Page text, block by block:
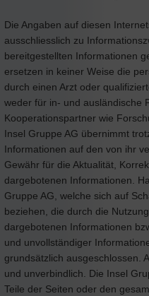
Die Angaben auf diesen
ausschliesslich zu
bereitgestellten Informationen
ersetzen in keiner Weise die
durch einen Arzt oder
weder für in- und ausländische
Kooperationspartner wie
Insel Gruppe AG übernimmt
Informationen auf den von ihr
Gewähr für die Aktualität,
dargebotenen Informationen.
Gruppe AG, welche sich auf
beziehen, die durch die
dargebotenen Informationen
und unvollständiger
grundsätzlich ausgeschlossen.
und unverbindlich. Die Insel
Teile der Seiten oder den